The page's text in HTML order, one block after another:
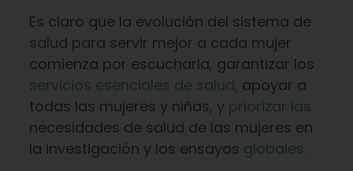
Es claro que la evolución del sistema de
salud para servir mejor a cada mujer
comienza por escucharla, garantizar los
servicios esenciales de salud, apoyar a
todas las mujeres y niñas, y priorizar las
necesidades de salud de las mujeres en
la investigación y los ensayos globales .